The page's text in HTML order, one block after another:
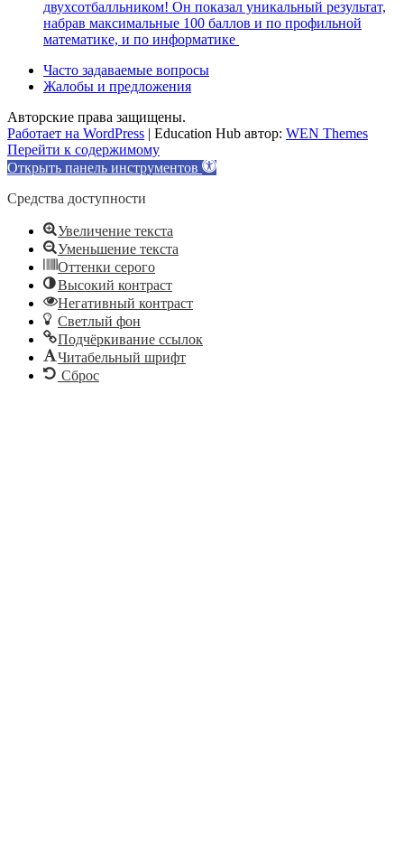
двухсотбалльником! Он показал уникальный результат,
набрав максимальные 100 баллов и по профильной
математике, и по информатике
Часто задаваемые вопросы
Жалобы и предложения
Авторские права защищены.
Работает на WordPress | Education Hub автор: WEN Themes
Перейти к содержимому
Открыть панель инструментов
Средства доступности
Увеличение текста
Уменьшение текста
Оттенки серого
Высокий контраст
Негативный контраст
Светлый фон
Подчёркивание ссылок
Читабельный шрифт
Сброс